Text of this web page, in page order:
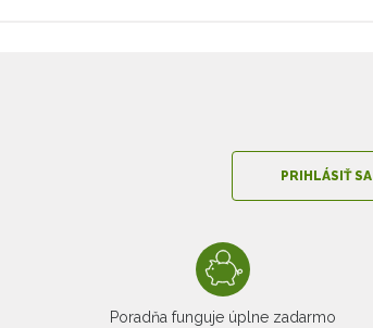
PRIHLÁSIŤ SA
Poradňa funguje úplne zadarmo